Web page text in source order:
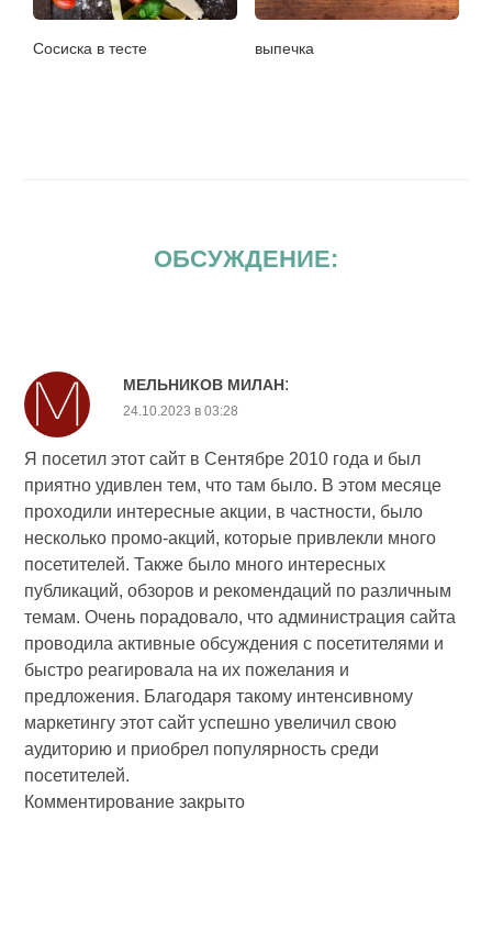
Сосиска в тесте выпечка
ОБСУЖДЕНИЕ:
МЕЛЬНИКОВ МИЛАН:
24.10.2023 в 03:28
Я посетил этот сайт в Сентябре 2010 года и был
приятно удивлен тем, что там было. В этом месяце
проходили интересные акции, в частности, было
несколько промо-акций, которые привлекли много
посетителей. Также было много интересных
публикаций, обзоров и рекомендаций по различным
темам. Очень порадовало, что администрация сайта
проводила активные обсуждения с посетителями и
быстро реагировала на их пожелания и
предложения. Благодаря такому интенсивному
маркетингу этот сайт успешно увеличил свою
аудиторию и приобрел популярность среди
посетителей.
Комментирование закрыто